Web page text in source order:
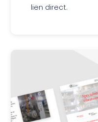
lien direct.